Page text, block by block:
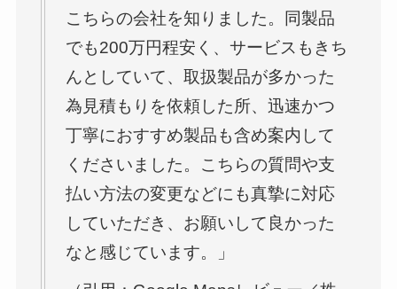
こちらの会社を知りました。同製品
でも200万円程安く、サービスもきち
んとしていて、取扱製品が多かった
為見積もりを依頼した所、迅速かつ
丁寧におすすめ製品も含め案内して
くださいました。こちらの質問や支
払い方法の変更などにも真摯に対応
していただき、お願いして良かった
なと感じています。」